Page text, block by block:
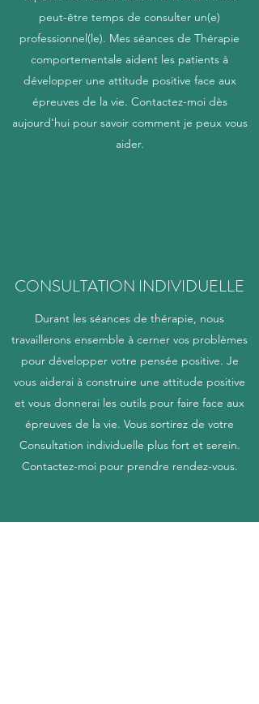
peut-être temps de consulter un(e)
professionnel(le). Mes séances de Thérapie
comportementale aident les patients à
développer une attitude positive face aux
épreuves de la vie. Contactez-moi dès
aujourd'hui pour savoir comment je peux vous
aider.
CONSULTATION INDIVIDUELLE
Durant les séances de thérapie, nous
travaillerons ensemble à cerner vos problèmes
pour développer votre pensée positive. Je
vous aiderai à construire une attitude positive
et vous donnerai les outils pour faire face aux
épreuves de la vie. Vous sortirez de votre
Consultation individuelle plus fort et serein.
Contactez-moi pour prendre rendez-vous.